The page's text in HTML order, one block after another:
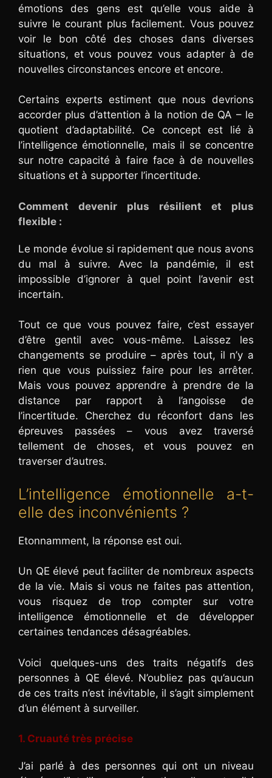
émotions des gens est qu’elle vous aide à
suivre le courant plus facilement. Vous pouvez
voir le bon côté des choses dans diverses
situations, et vous pouvez vous adapter à de
nouvelles circonstances encore et encore.
Certains experts estiment que nous devrions
accorder plus d’attention à la notion de QA – le
quotient d’adaptabilité. Ce concept est lié à
l’intelligence émotionnelle, mais il se concentre
sur notre capacité à faire face à de nouvelles
situations et à supporter l’incertitude.
Comment devenir plus résilient et plus
flexible :
Le monde évolue si rapidement que nous avons
du mal à suivre. Avec la pandémie, il est
impossible d’ignorer à quel point l’avenir est
incertain.
Tout ce que vous pouvez faire, c’est essayer
d’être gentil avec vous-même. Laissez les
changements se produire – après tout, il n’y a
rien que vous puissiez faire pour les arrêter.
Mais vous pouvez apprendre à prendre de la
distance par rapport à l’angoisse de
l’incertitude. Cherchez du réconfort dans les
épreuves passées – vous avez traversé
tellement de choses, et vous pouvez en
traverser d’autres.
L’intelligence émotionnelle a-t-
elle des inconvénients ?
Etonnamment, la réponse est oui.
Un QE élevé peut faciliter de nombreux aspects
de la vie. Mais si vous ne faites pas attention,
vous risquez de trop compter sur votre
intelligence émotionnelle et de développer
certaines tendances désagréables.
Voici quelques-uns des traits négatifs des
personnes à QE élevé. N’oubliez pas qu’aucun
de ces traits n’est inévitable, il s’agit simplement
d’un élément à surveiller.
1. Cruauté très précise
J’ai parlé à des personnes qui ont un niveau